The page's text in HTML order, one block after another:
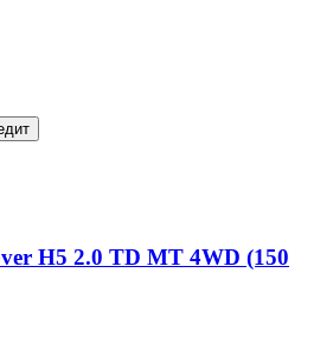
H5 2.0 TD MT 4WD (150